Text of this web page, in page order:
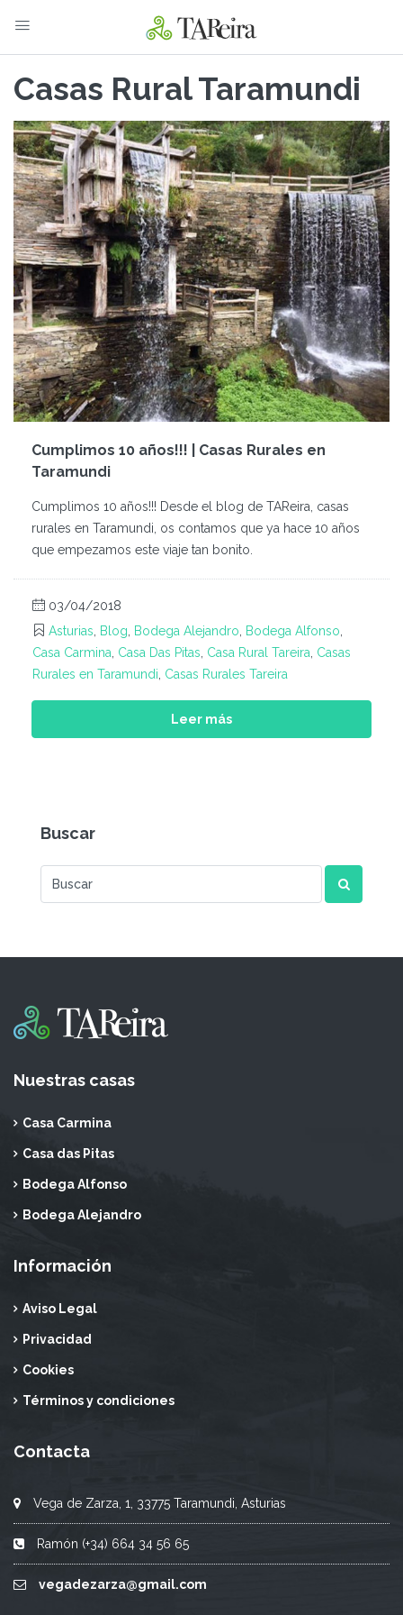
Casas Rural Taramundi
Cumplimos 10 años!!! | Casas Rurales en
Taramundi
Cumplimos 10 años!!! Desde el blog de TAReira, casas
rurales en Taramundi, os contamos que ya hace 10 años
que empezamos este viaje tan bonito.
03/04/2018
Asturias, Blog, Bodega Alejandro, Bodega Alfonso,
Casa Carmina, Casa Das Pitas, Casa Rural Tareira, Casas
Rurales en Taramundi, Casas Rurales Tareira
Leer más
Buscar
Nuestras casas
Casa Carmina
Casa das Pitas
Bodega Alfonso
Bodega Alejandro
Información
Aviso Legal
Privacidad
Cookies
Términos y condiciones
Contacta
Vega de Zarza, 1, 33775 Taramundi, Asturias
Ramón (+34) 664 34 56 65
vegadezarza@gmail.com